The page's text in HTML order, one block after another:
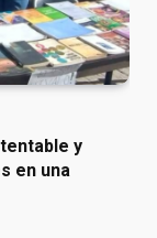
y
en una